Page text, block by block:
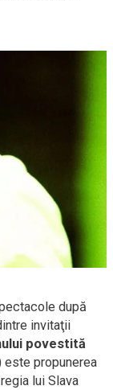
după
invitaţii
povestită
propunerea
lui Slava